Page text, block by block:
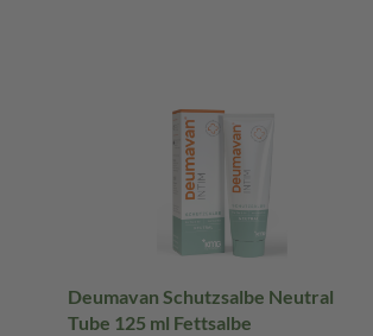
Deumavan Schutzsalbe Neutral
Tube 125 ml Fettsalbe